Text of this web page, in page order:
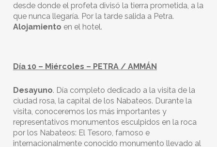
desde donde el profeta divisó la tierra prometida, a la
que nunca llegaría. Por la tarde salida a Petra.
Alojamiento en el hotel.
Día 10 – Miércoles – PETRA / AMMÁN
Desayuno. Día completo dedicado a la visita de la
ciudad rosa, la capital de los Nabateos. Durante la
visita, conoceremos los más importantes y
representativos monumentos esculpidos en la roca
por los Nabateos: El Tesoro, famoso e
internacionalmente conocido monumento llevado al